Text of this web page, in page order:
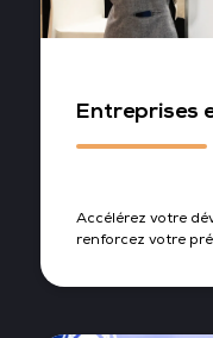
Entreprises
Accélérez votre
renforcez votre